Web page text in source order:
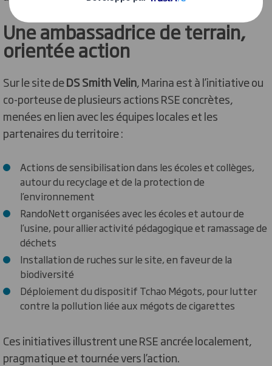
Une ambassadrice de terrain,
orientée action
Sur le site deDS Smith Velin, Marina est à l’initiative ou
co-porteuse de plusieurs actions RSE concrètes,
menées en lien avec les équipes locales et les
partenaires du territoire :
Actions de sensibilisation dans les écoles et collèges,
autour du recyclage et de la protection de
l’environnement
RandoNett organisées avec les écoles et autour de
l’usine, pour allier activité pédagogique et ramassage de
déchets
Installation de ruches sur le site, en faveur de la
biodiversité
Déploiement du dispositif Tchao Mégots, pour lutter
contre la pollution liée aux mégots de cigarettes
Ces initiatives illustrent une RSE ancrée localement,
pragmatique et tournée vers l’action.